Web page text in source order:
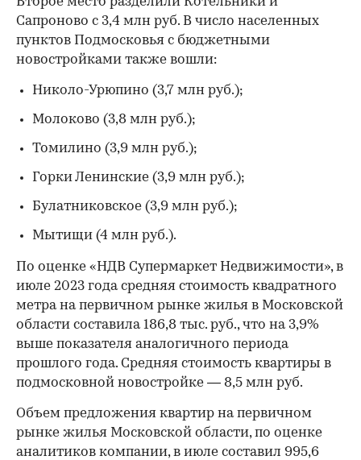
Сапроново с 3,4 млн руб. В число населенных
пунктов Подмосковья с бюджетными
новостройками также вошли:
Николо-Урюпино (3,7 млн руб.);
Молоково (3,8 млн руб.);
Томилино (3,9 млн руб.);
Горки Ленинские (3,9 млн руб.);
Булатниковское (3,9 млн руб.);
Мытищи (4 млн руб.).
По оценке «НДВ Супермаркет Недвижимости», в
июле 2023 года средняя стоимость квадратного
метра на первичном рынке жилья в Московской
области составила 186,8 тыс. руб., что на 3,9%
выше показателя аналогичного периода
прошлого года. Средняя стоимость квартиры в
подмосковной новостройке — 8,5 млн руб.
Объем предложения квартир на первичном
рынке жилья Московской области, по оценке
аналитиков компании, в июле составил 995,6